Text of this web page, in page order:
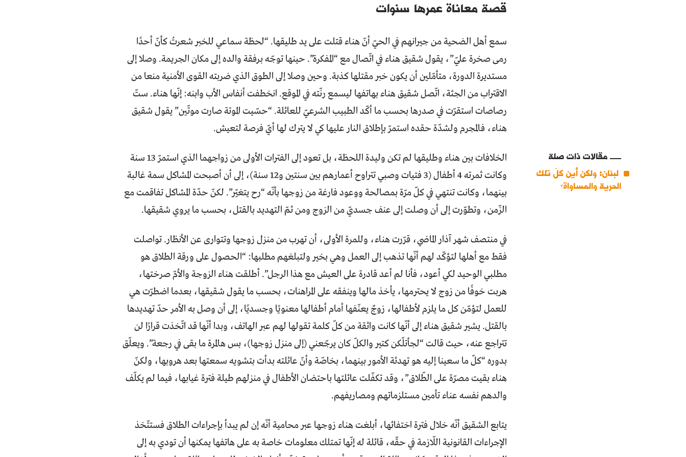
قصة معاناة عمرها سنوات
سمع أهل الضحية من جيرانهم في الحيّ أنّ هناء قتلت على يد طليقها. “لحظة سماعي للخبر شعرتُ كأنّ أحدًا
رمى صخرة عليّ”، يقول شقيق هناء في اتّصال مع “المفكرة”. حينها توجّه برفقة والده إلى مكان الجريمة. وصلا إلى
مستديرة الدورة، متأمّلين أن يكون خبر مقتلها كذبة. وحين وصلا إلى الطوق الذي ضربته القوى الأمنية منعا من
الاقتراب من الجثة، اتّصل شقيق هناء بهاتفها ليسمع رنّته في الموقع. انخطفت أنفاس الأب وابنه: إنّها هناء. ستّ
رصاصات استقرّت في صدرها بحسب ما أكّد الطبيب الشرعيّ للعائلة. “حسّيت الموتة صارت موتّين” يقول شقيق
هناء، فالمجرم ولشدّة حقده استمرّ بإطلاق النار عليها كي لا يترك لها أيّ فرصة لتعيش.
مقالات ذات صلة
لبنان: ولكن أين كلّ تلك
الحرية والمساواة؟
الخلافات بين هناء وطليقها لم تكن وليدة اللحظة، بل تعود إلى الفترات الأولى من زواجهما الذي استمرّ 13 سنة
وكانت ثمرته 4 أطفال (3 فتيات وصبي تتراوح أعمارهم بين سنتين و12 سنة)، إلى أن أصبحت المشاكل سمة غالبة
بينهما، وكانت تنتهي في كلّ مرّة بمصالحة ووعود فارغة من زوجها بأنّه “رح يتغيّر”. لكنّ حدّة المشاكل تفاقمت مع
الزّمن، وتطوّرت إلى أن وصلت إلى عنف جسديّ من الزوج ومن ثمّ التهديد بالقتل، بحسب ما يروي شقيقها.
في منتصف شهر آذار الماضي، قرّرت هناء، وللمرة الأولى، أن تهرب من منزل زوجها وتتوارى عن الأنظار. تواصلت
فقط مع أهلها لتؤكّد لهم أنّها تذهب إلى العمل وهي بخير ولتبلغهم مطلبها: “الحصول على ورقة الطلاق هو
مطلبي الوحيد لكي أعود، فأنا لم أعد قادرة على العيش مع هذا الرجل”. أطلقت هناء الزوجة والأمّ صرختها،
هربت خوفًا من زوج لا يحترمها، يأخذ مالها وينفقه على المراهنات، بحسب ما يقول شقيقها، بعدما اضطرّت هي
للعمل لتؤمّن كل ما يلزم لأطفالها، زوجٌ يعنّفها أمام أطفالها معنويًا وجسديًا، إلى أن وصل به الأمر حدّ تهديدها
بالقتل. يشير شقيق هناء إلى أنّها كانت واثقة من كلّ كلمة تقولها لهم عبر الهاتف، وبدا أنّها قد اتّخذت قرارًا لن
تتراجع عنه، حيث قالت “لجأتلّكن كتير والكلّ كان يرجّعني (إلى منزل زوجها)، بس هالمرة ما بقى في رجعة”. ويعلّق
بدوره “كلّ ما سعينا إليه هو تهدئة الأمور بينهما، بخاصّة وأنّ عائلته بدأت بتشويه سمعتها بعد هروبها، ولكنّ
هناء بقيت مصرّة على الطّلاق”، وقد تكفّلت عائلتها باحتضان الأطفال في منزلهم طيلة فترة غيابها، فيما لم يكلّف
والدهم نفسه عناء تأمين مستلزماتهم ومصاريفهم.
يتابع الشقيق أنّه خلال فترة اختفائها، أبلغت هناء زوجها عبر محامية أنّه إن لم يبدأ بإجراءات الطلاق فستتّخذ
الإجراءات القانونية اللّازمة في حقّه، قائلة له إنّها تمتلك معلومات خاصة به على هاتفها يمكنها أن تودي به إلى